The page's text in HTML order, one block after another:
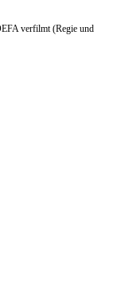
verfilmt (Regie und